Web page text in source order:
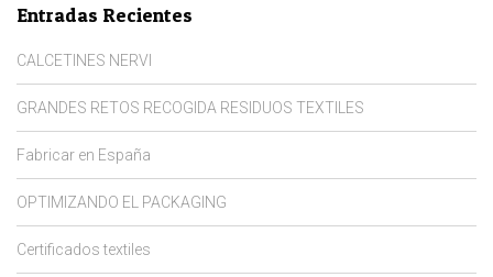
Entradas Recientes
CALCETINES NERVI
GRANDES RETOS RECOGIDA RESIDUOS TEXTILES
Fabricar en España
OPTIMIZANDO EL PACKAGING
Certificados textiles